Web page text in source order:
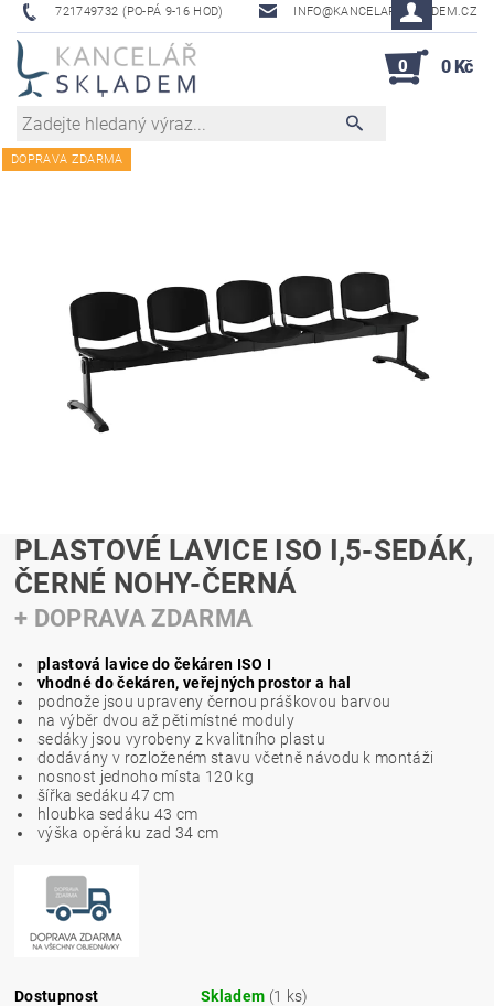
721749732 (PO-PÁ 9-16 HOD) INFO@KANCELAR-SKLADEM.CZ
0 0 Kč
DOPRAVA ZDARMA
PLASTOVÉ LAVICE ISO I,5-SEDÁK,
ČERNÉ NOHY-ČERNÁ
+ DOPRAVA ZDARMA
plastová lavice do čekáren ISO I
vhodné do čekáren, veřejných prostor a hal
podnože jsou upraveny černou práškovou barvou
na výběr dvou až pětimístné moduly
sedáky jsou vyrobeny z kvalitního plastu
dodávány v rozloženém stavu včetně návodu k montáži
nosnost jednoho místa 120 kg
šířka sedáku 47 cm
hloubka sedáku 43 cm
výška opěráku zad 34 cm
Dostupnost Skladem (1 ks)